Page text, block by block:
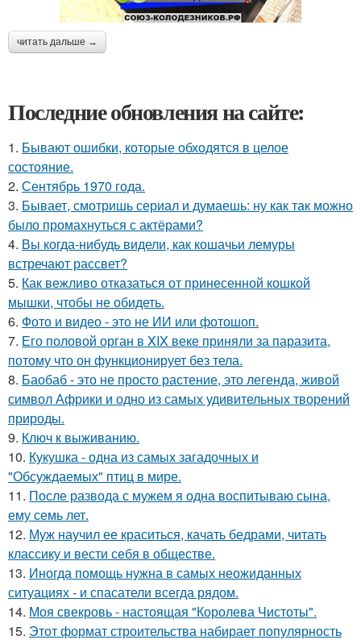
читать дальше →
Последние обновления на сайте:
1. Бывают ошибки, которые обходятся в целое
состояние.
2. Сентябрь 1970 года.
3. Бывает, смотришь сериал и думаешь: ну как так можно
было промахнуться с актёрами?
4. Вы когда-нибудь видели, как кошачьи лемуры
встречают рассвет?
5. Как вежливо отказаться от принесенной кошкой
мышки, чтобы не обидеть.
6. Фото и видео - это не ИИ или фотошоп.
7. Его половой орган в XIX веке приняли за паразита,
потому что он функционирует без тела.
8. Баобаб - это не просто растение, это легенда, живой
символ Африки и одно из самых удивительных творений
природы.
9. Ключ к выживанию.
10. Кукушка - одна из самых загадочных и
"Обсуждаемых" птиц в мире.
11. После развода с мужем я одна воспитываю сына,
ему семь лет.
12. Муж научил ее краситься, качать бедрами, читать
классику и вести себя в обществе.
13. Иногда помощь нужна в самых неожиданных
ситуациях - и спасатели всегда рядом.
14. Моя свекровь - настоящая "Королева Чистоты".
15. Этот формат строительства набирает популярность